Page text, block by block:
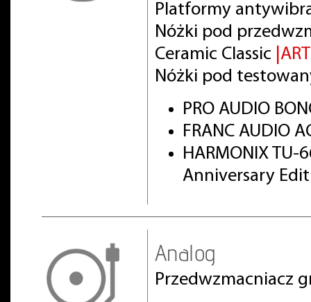
Platformy
Nóżki pod
Ceramic Classic
Nóżki pod
PRO AUDIO
FRANC AUDIO
HARMONIX TU-
Anniversary
Analog
Przedwzmacniacz